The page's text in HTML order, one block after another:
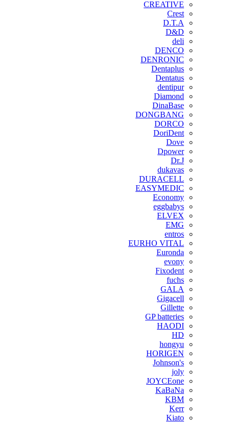
CREATIVE
Crest
D.T.A
D&D
deli
DENCO
DENRONIC
Dentaplus
Dentatus
dentipur
‌Diamond
DinaBase
DONGBANG
DORCO
DoriDent
Dove
Dpower
Dr.J
dukavas
DURACELL
EASYMEDIC
Economy
eggbabys
ELVEX
EMG
entros
EURHO VITAL
Euronda
evony
Fixodent
fuchs
GALA
Gigacell
Gillette
GP batteries
HAODI
HD
hongyu
HORIGEN
Johnson's
joly
JOYCEone
KaBaNa
KBM
Kerr
Kiato